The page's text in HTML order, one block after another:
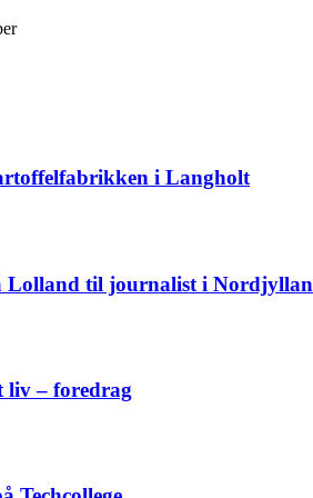
i Langholt
Lolland til journalist i
liv – foredrag